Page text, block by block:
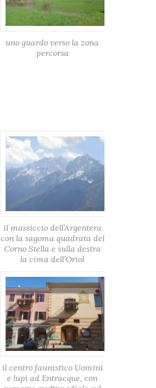
uno guardo verso la zona
percorsa
il massiccio dell’Argentera
con la sagoma quadrata del
Corno Stella e sulla destra
la cima dell’Oriol
il centro faunistico Uomini
e lupi ad Entracque, con